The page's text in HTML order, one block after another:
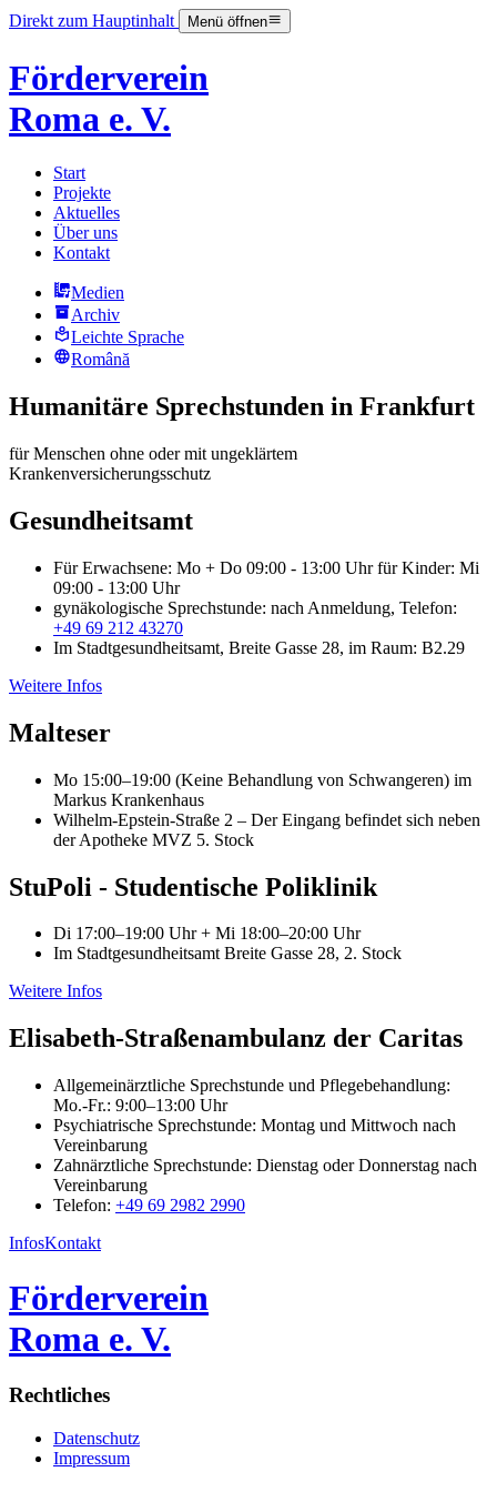
Direkt zum Hauptinhalt Menü öffnen
Förderverein
Roma e. V.
Start
Projekte
Aktuelles
Über uns
Kontakt
Medien
Archiv
Leichte Sprache
Română
Humanitäre Sprechstunden in Frankfurt
für Menschen ohne oder mit ungeklärtem
Krankenversicherungsschutz
Gesundheitsamt
Für Erwachsene: Mo + Do 09:00 - 13:00 Uhr für Kinder: Mi
09:00 - 13:00 Uhr
gynäkologische Sprechstunde: nach Anmeldung, Telefon:
+49 69 212 43270
Im Stadtgesundheitsamt, Breite Gasse 28, im Raum: B2.29
Weitere Infos
Malteser
Mo 15:00–19:00 (Keine Behandlung von Schwangeren) im
Markus Krankenhaus
Wilhelm-Epstein-Straße 2 – Der Eingang befindet sich neben
der Apotheke MVZ 5. Stock
StuPoli - Studentische Poliklinik
Di 17:00–19:00 Uhr + Mi 18:00–20:00 Uhr
Im Stadtgesundheitsamt Breite Gasse 28, 2. Stock
Weitere Infos
Elisabeth-Straßenambulanz der Caritas
Allgemeinärztliche Sprechstunde und Pflegebehandlung:
Mo.-Fr.: 9:00–13:00 Uhr
Psychiatrische Sprechstunde: Montag und Mittwoch nach
Vereinbarung
Zahnärztliche Sprechstunde: Dienstag oder Donnerstag nach
Vereinbarung
Telefon: +49 69 2982 2990
InfosKontakt
Förderverein
Roma e. V.
Rechtliches
Datenschutz
Impressum